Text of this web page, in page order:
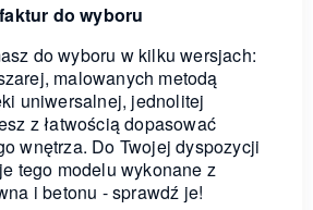
do wyboru
do wyboru w kilku wersjach:
malowanych metodą
uniwersalnej, jednolitej
z łatwością dopasować
wnętrza. Do Twojej dyspozycji
tego modelu wykonane z
i betonu - sprawdź je!